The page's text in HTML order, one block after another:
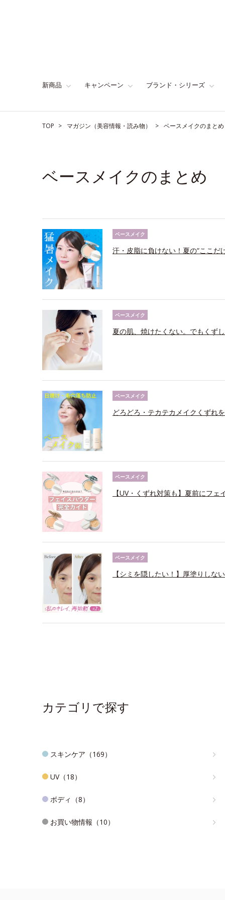
新商品 キャンペーン ブランド・シリーズ
TOP マガジン（美容情報・読み物） ベースメイクのまとめ
ベースメイクのまとめ
ベースメイク
汗・皮脂に負けない！夏の“ここだ
ベースメイク
夏の肌、焼けたくない。でもくず
ベースメイク
どろどろ・テカテカメイクくずれ
ベースメイク
【UV・くずれ対策も】夏前にフェ
ベースメイク
【シミを隠したい！】厚塗りしな
カテゴリで探す
スキンケア（169）
UV（18）
ボディ（8）
お買い物情報（10）